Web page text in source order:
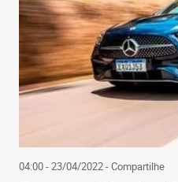
04:00 - 23/04/2022- Compartilhe